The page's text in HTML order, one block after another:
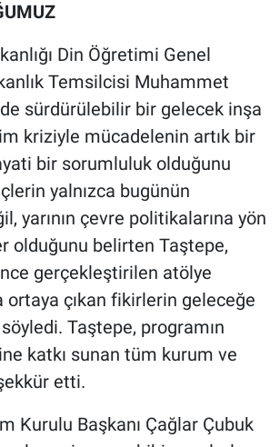
Din Öğretimi Genel
Temsilcisi Muhammet
sürdürülebilir bir gelecek inşa
kriziyle mücadelenin artık bir
bir sorumluluk olduğunu
yalnızca bugünün
yarının çevre politikalarına yön
olduğunu belirten Taştepe,
gerçekleştirilen atölye
ortaya çıkan fikirlerin geleceğe
söyledi. Taştepe, programın
katkı sunan tüm kurum ve
etti.
Kurulu Başkanı Çağlar Çubuk